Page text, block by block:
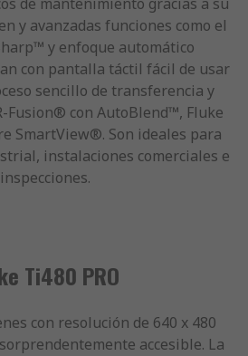
y avanzadas funciones como el
y enfoque automático
con pantalla táctil fácil de usar
sencillo de transferencia y
Fusion® con AutoBlend™, Fluke
SmartView®. Son ideales para
instalaciones comerciales e
inspecciones.
Ti480 PRO
con resolución de 640 x 480
accesible. La